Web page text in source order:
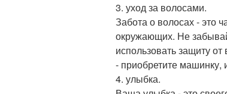
3. уход за волосами.
Забота о волосах - это
окружающих. Не
использовать защиту
- приобретите машинку,
4. улыбка.